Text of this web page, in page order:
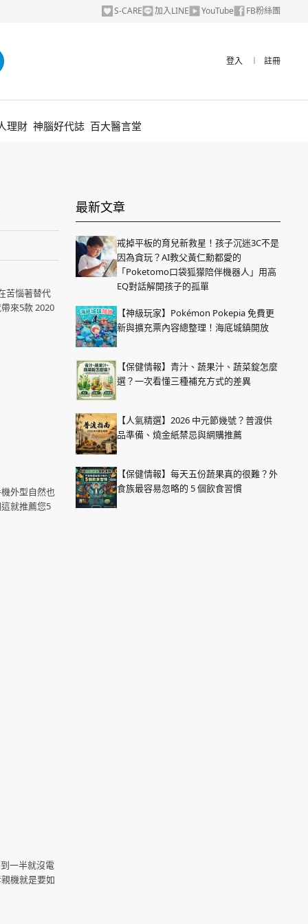
S-CARE 加入LINE YouTube FB粉絲團
登入 ︱ 註冊
理財 神腦好代誌 百大醫言堂
苦惱著替代
來5款 2020
外型自然也
就推薦您5
一半就沒電
機就是要如
最新文章
戒掉平板的育兒新救星！孩子沉迷3C不是
因為貪玩？AI教父黃仁勳都愛的
「Poketomo口袋狐獴陪伴機器人」用高
EQ對話解開孩子的孤單
【神級玩家】Pokémon Pokepia 免費更
新與擴充票內容總整理！海底城鎮開放
【保健情報】青汁、蔬果汁、蔬菜錠怎麼
選？一次看懂三種補充方式的差異
【人氣精選】2026 中元節幾號？普渡供
品準備、燒金紙禁忌與網購推薦
【保健情報】每天五份蔬果真的很難？外
食族最容易忽略的 5 個飲食習慣